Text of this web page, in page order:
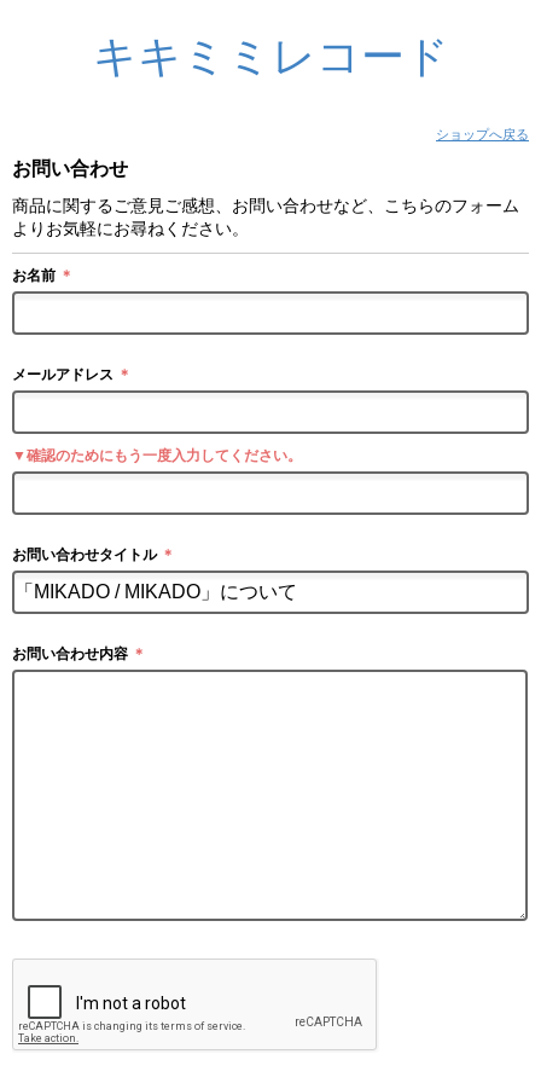
キキミミレコード
ショップへ戻る
お問い合わせ
商品に関するご意見ご感想、お問い合わせなど、こちらのフォーム
よりお気軽にお尋ねください。
お名前 ＊
メールアドレス ＊
▼確認のためにもう一度入力してください。
お問い合わせタイトル ＊
お問い合わせ内容 ＊